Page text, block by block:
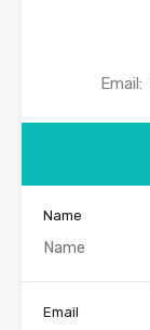
Email:
Name
Email